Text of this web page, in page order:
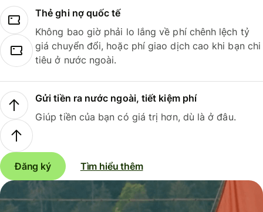
Thẻ ghi nợ quốc tế
Không bao giờ phải lo lắng về phí chênh lệch tỷ
giá chuyển đổi, hoặc phí giao dịch cao khi bạn chi
tiêu ở nước ngoài.
Gửi tiền ra nước ngoài, tiết kiệm phí
Giúp tiền của bạn có giá trị hơn, dù là ở đâu.
Đăng ký Tìm hiểu thêm